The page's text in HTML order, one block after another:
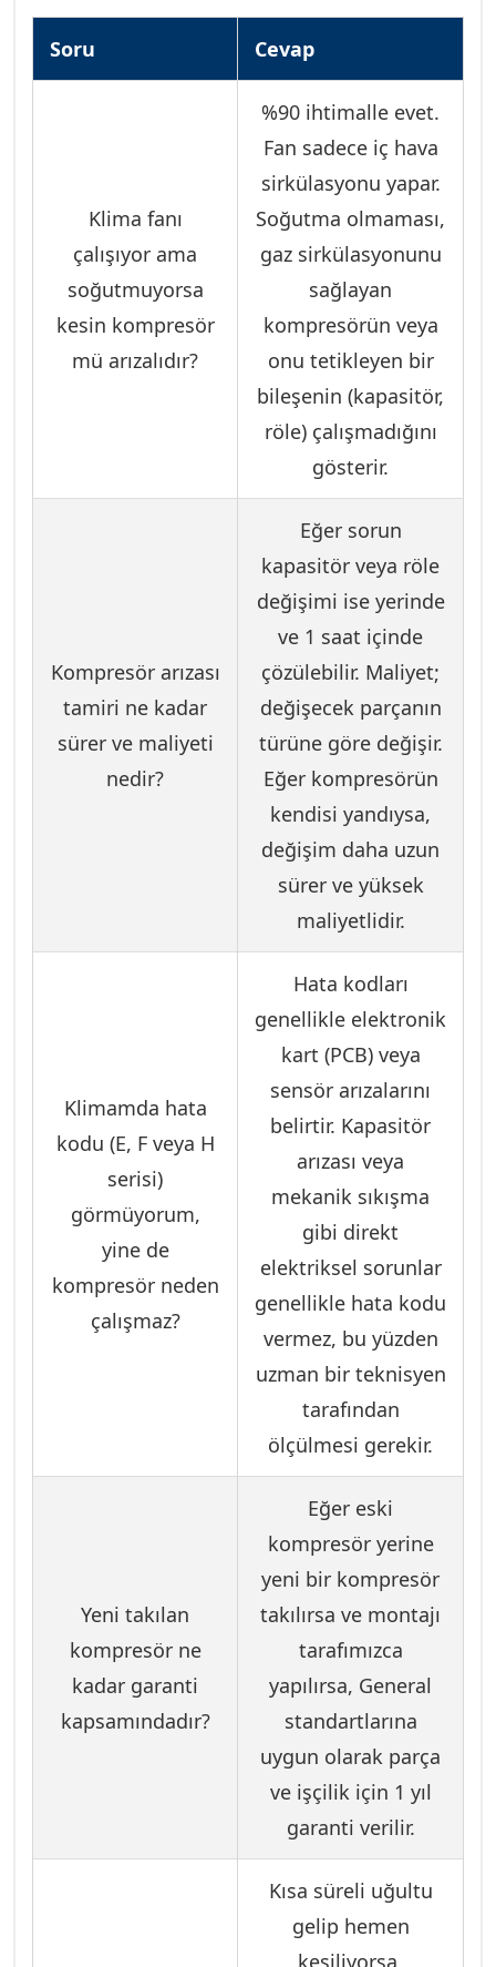
tablo halinde bulabilirsiniz:
Soru
Cevap
Klima fanı
çalışıyor ama
soğutmuyorsa
kesin kompresör
mü arızalıdır?
%90 ihtimalle evet.
Fan sadece iç hava
sirkülasyonu yapar.
Soğutma olmaması,
gaz sirkülasyonunu
sağlayan
kompresörün veya
onu tetikleyen bir
bileşenin (kapasitör,
röle) çalışmadığını
gösterir.
Kompresör arızası
tamiri ne kadar
sürer ve maliyeti
nedir?
Eğer sorun
kapasitör veya röle
değişimi ise yerinde
ve 1 saat içinde
çözülebilir. Maliyet;
değişecek parçanın
türüne göre değişir.
Eğer kompresörün
kendisi yandıysa,
değişim daha uzun
sürer ve yüksek
maliyetlidir.
Klimamda hata
kodu (E, F veya H
serisi)
görmüyorum,
yine de
kompresör neden
çalışmaz?
Hata kodları
genellikle elektronik
kart (PCB) veya
sensör arızalarını
belirtir. Kapasitör
arızası veya
mekanik sıkışma
gibi direkt
elektriksel sorunlar
genellikle hata kodu
vermez, bu yüzden
uzman bir teknisyen
tarafından
ölçülmesi gerekir.
Yeni takılan
kompresör ne
kadar garanti
kapsamındadır?
Eğer eski
kompresör yerine
yeni bir kompresör
takılırsa ve montajı
tarafımızca
yapılırsa, General
standartlarına
uygun olarak parça
ve işçilik için 1 yıl
garanti verilir.
Kısa süreli uğultu
gelip hemen
kesiliyorsa,